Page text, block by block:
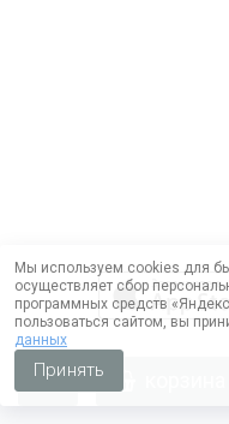
Мы используем cookies для
осуществляет сбор
программных средств
пользоваться сайтом, вы
данных
Принять